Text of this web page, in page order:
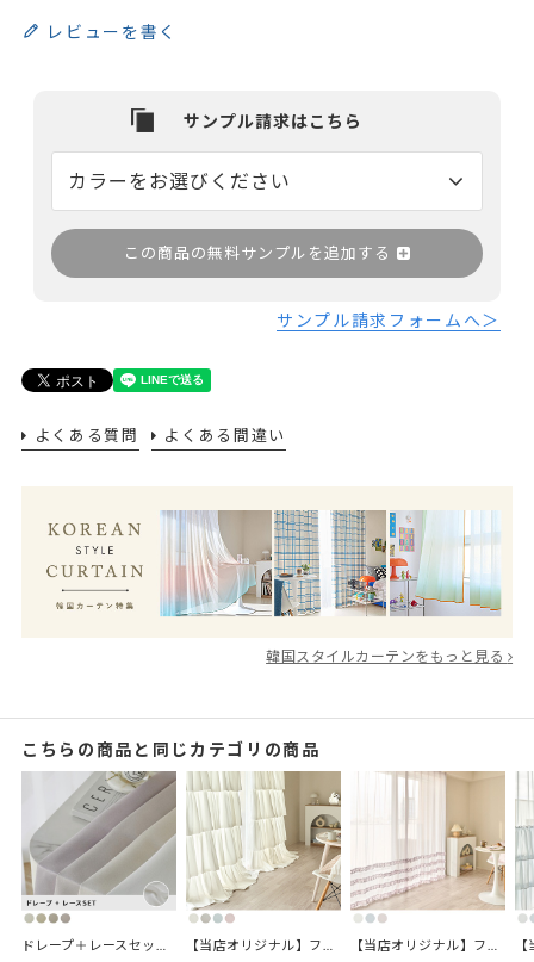
レビューを書く
この商品の無料サンプルを追加する
サンプル請求フォームへ＞
よくある質問 よくある間違い
韓国スタイルカーテンをもっと見る
こちらの商品と同じカテゴリの商品